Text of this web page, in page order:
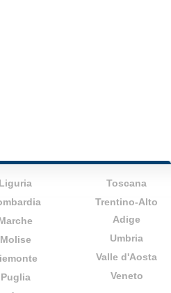
Liguria
Molise
Puglia
Toscana
Trentino-Alto
Adige
Umbria
Valle d'Aosta
Veneto